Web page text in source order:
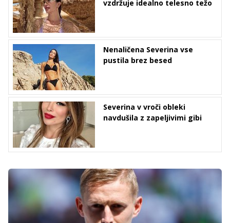
vzdržuje idealno telesno težo
Nenaličena Severina vse
pustila brez besed
Severina v vroči obleki
navdušila z zapeljivimi gibi